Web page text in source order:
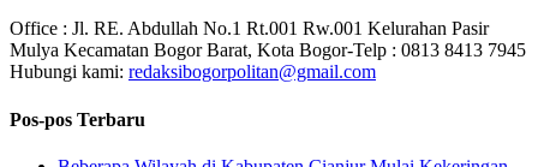
Office : Jl. RE. Abdullah No.1 Rt.001 Rw.001 Kelurahan Pasir
Mulya Kecamatan Bogor Barat, Kota Bogor-Telp : 0813 8413 7945
Hubungi kami: redaksibogorpolitan@gmail.com
Pos-pos Terbaru